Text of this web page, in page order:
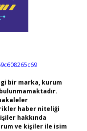
bir marka, kurum
haber niteliği
hakkında
ve kişiler ile isim